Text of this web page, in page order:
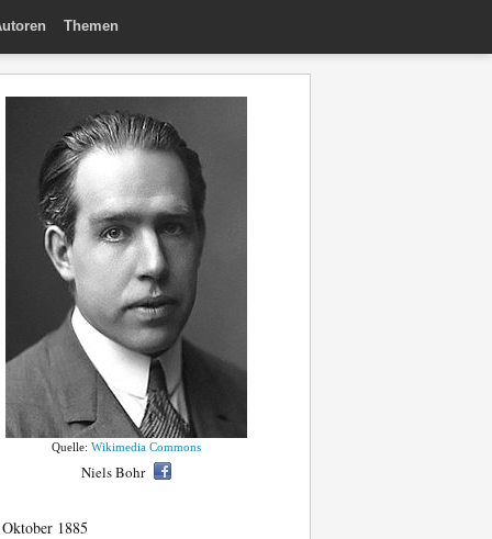
Themen
Quelle: Wikimedia Commons
Niels Bohr
1885